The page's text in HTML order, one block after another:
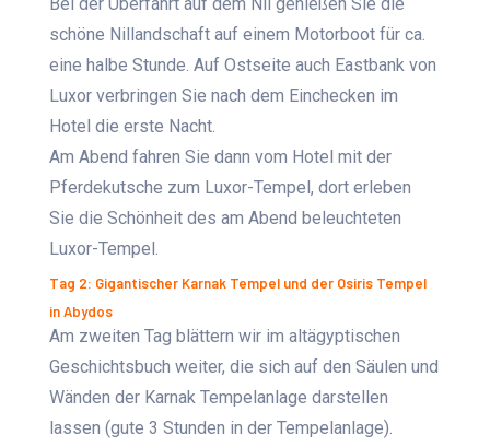
Bei der Überfahrt auf dem Nil genießen Sie die
schöne Nillandschaft auf einem Motorboot für ca.
eine halbe Stunde. Auf Ostseite auch Eastbank von
Luxor verbringen Sie nach dem Einchecken im
Hotel die erste Nacht.
Am Abend fahren Sie dann vom Hotel mit der
Pferdekutsche zum Luxor-Tempel, dort erleben
Sie die Schönheit des am Abend beleuchteten
Luxor-Tempel.
Tag 2: Gigantischer Karnak Tempel und der Osiris Tempel
in Abydos
Am zweiten Tag blättern wir im altägyptischen
Geschichtsbuch weiter, die sich auf den Säulen und
Wänden der Karnak Tempelanlage darstellen
lassen (gute 3 Stunden in der Tempelanlage).